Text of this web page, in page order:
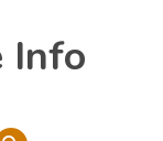
Info